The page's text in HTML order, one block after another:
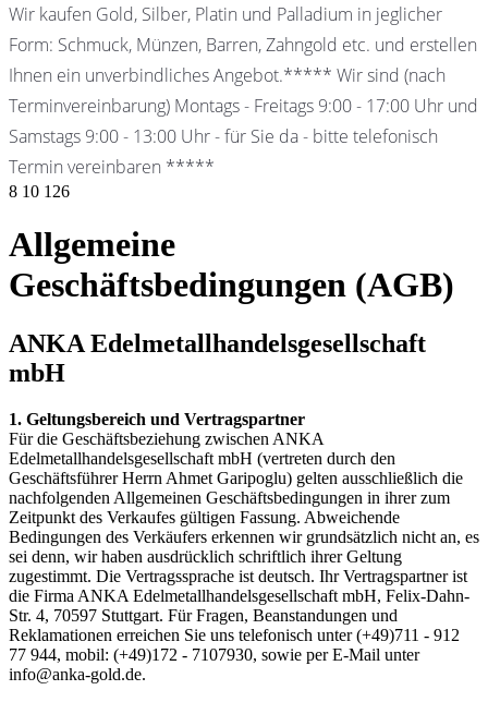
Wir kaufen Gold, Silber, Platin und Palladium in jeglicher
Form: Schmuck, Münzen, Barren, Zahngold etc. und erstellen
Ihnen ein unverbindliches Angebot.***** Wir sind (nach
Terminvereinbarung) Montags - Freitags 9:00 - 17:00 Uhr und
Samstags 9:00 - 13:00 Uhr - für Sie da - bitte telefonisch
Termin vereinbaren *****
8 10 126
Allgemeine
Geschäftsbedingungen (AGB)
ANKA Edelmetallhandelsgesellschaft
mbH
1. Geltungsbereich und Vertragspartner
Für die Geschäftsbeziehung zwischen ANKA
Edelmetallhandelsgesellschaft mbH (vertreten durch den
Geschäftsführer Herrn Ahmet Garipoglu) gelten ausschließlich die
nachfolgenden Allgemeinen Geschäftsbedingungen in ihrer zum
Zeitpunkt des Verkaufes gültigen Fassung. Abweichende
Bedingungen des Verkäufers erkennen wir grundsätzlich nicht an, es
sei denn, wir haben ausdrücklich schriftlich ihrer Geltung
zugestimmt. Die Vertragssprache ist deutsch. Ihr Vertragspartner ist
die Firma ANKA Edelmetallhandelsgesellschaft mbH, Felix-Dahn-
Str. 4, 70597 Stuttgart. Für Fragen, Beanstandungen und
Reklamationen erreichen Sie uns telefonisch unter (+49)711 - 912
77 944, mobil: (+49)172 - 7107930, sowie per E-Mail unter
info@anka-gold.de.